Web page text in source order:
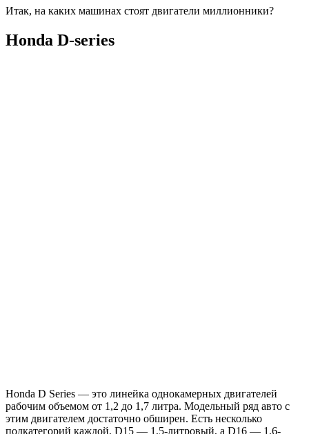
Итак, на каких машинах стоят двигатели миллионники?
Honda D-series
Honda D Series — это линейка однокамерных двигателей
рабочим объемом от 1,2 до 1,7 литра. Модельный ряд авто с
этим двигателем достаточно обширен. Есть несколько
подкатегорий каждой, D15 — 1,5-литровый, а D16 — 1,6-